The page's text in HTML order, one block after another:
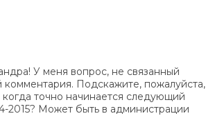
У меня вопрос, не связанный
Подскажите, пожалуйста,
когда точно начинается следующий
2015? Может быть в администрации